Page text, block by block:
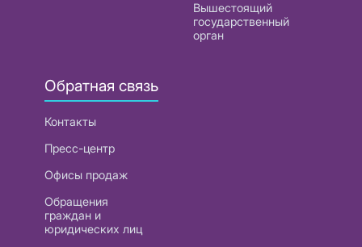
Вышестоящий
государственный
орган
Обратная связь
Контакты
Пресс-центр
Офисы продаж
Обращения
граждан и
юридических лиц